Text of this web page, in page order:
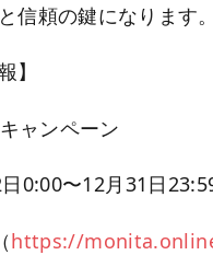
信頼の鍵になります。
】
ャンペーン
0:00〜12月31日
https://